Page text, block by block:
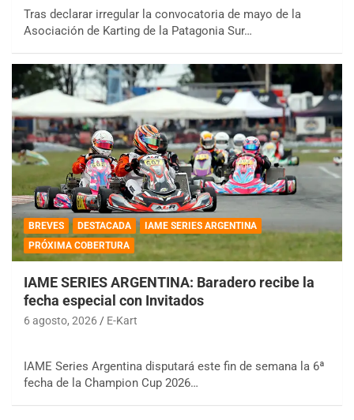
Tras declarar irregular la convocatoria de mayo de la
Asociación de Karting de la Patagonia Sur…
BREVES DESTACADA
IAME SERIES ARGENTINA
PRÓXIMA COBERTURA
IAME SERIES ARGENTINA: Baradero recibe la
fecha especial con Invitados
6 agosto, 2026 E-Kart
IAME Series Argentina disputará este fin de semana la 6ª
fecha de la Champion Cup 2026…